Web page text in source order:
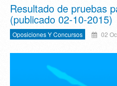
Resultado de pruebas
(publicado 02-10-2015)
Oposiciones Y Concursos 02